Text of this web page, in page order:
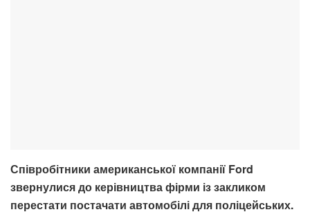
Співробітники американської компанії Ford
звернулися до керівництва фірми із закликом
перестати постачати автомобілі для поліцейських.